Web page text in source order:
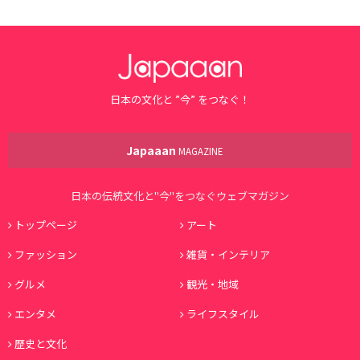
日本の文化と ”今” をつなぐ！
Japaaan MAGAZINE
日本の伝統文化と"今"をつなぐウェブマガジン
トップページ
アート
ファッション
雑貨・インテリア
グルメ
観光・地域
エンタメ
ライフスタイル
歴史と文化